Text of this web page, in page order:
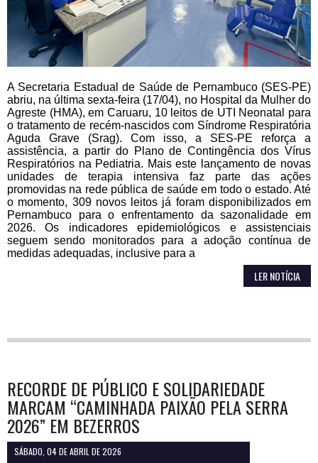
A Secretaria Estadual de Saúde de Pernambuco (SES-PE)
abriu, na última sexta-feira (17/04), no Hospital da Mulher do
Agreste (HMA), em Caruaru, 10 leitos de UTI Neonatal para
o tratamento de recém-nascidos com Síndrome Respiratória
Aguda Grave (Srag). Com isso, a SES-PE reforça a
assistência, a partir do Plano de Contingência dos Vírus
Respiratórios na Pediatria. Mais este lançamento de novas
unidades de terapia intensiva faz parte das ações
promovidas na rede pública de saúde em todo o estado. Até
o momento, 309 novos leitos já foram disponibilizados em
Pernambuco para o enfrentamento da sazonalidade em
2026. Os indicadores epidemiológicos e assistenciais
seguem sendo monitorados para a adoção contínua de
medidas adequadas, inclusive para a
LER NOTÍCIA
RECORDE DE PÚBLICO E SOLIDARIEDADE
MARCAM “CAMINHADA PAIXÃO PELA SERRA
2026” EM BEZERROS
SÁBADO, 04 DE ABRIL DE 2026